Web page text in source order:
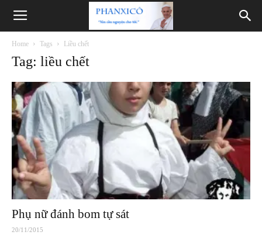
Phanxicô
Home Tags Liều chết
Tag: liều chết
Phụ nữ đánh bom tự sát
20/11/2015